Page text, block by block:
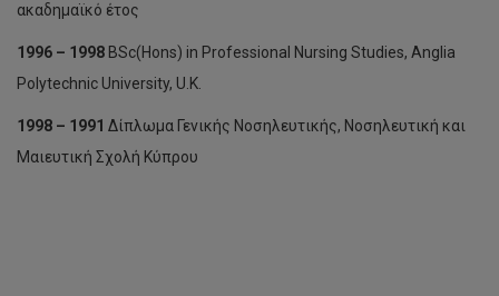
ακαδημαϊκό έτος
1996 – 1998 BSc(Hons) in Professional Nursing Studies, Anglia
Polytechnic University, U.K.
1998 – 1991 Δίπλωμα Γενικής Νοσηλευτικής, Νοσηλευτική και
Μαιευτική Σχολή Κύπρου